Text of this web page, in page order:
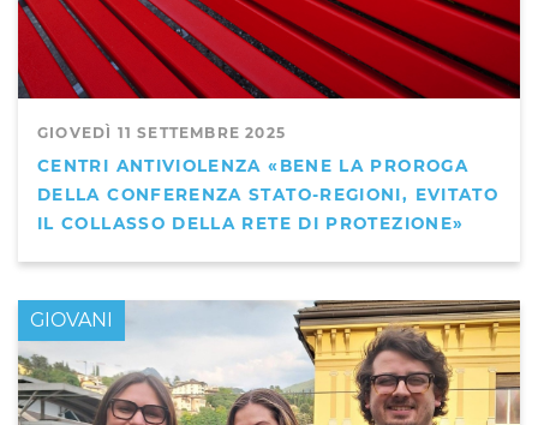
GIOVEDÌ 11 SETTEMBRE 2025
CENTRI ANTIVIOLENZA «BENE LA PROROGA
DELLA CONFERENZA STATO-REGIONI, EVITATO
IL COLLASSO DELLA RETE DI PROTEZIONE»
GIOVANI